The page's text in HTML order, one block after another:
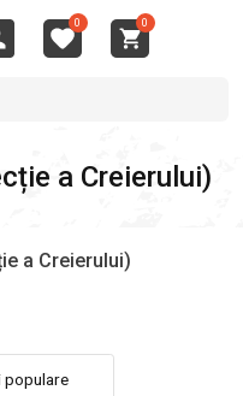
0 0
a Creierului)
a Creierului)
populare